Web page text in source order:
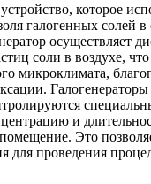
которое
галогенных солей
осуществляет
соли в воздухе, что
микроклимата,
и
Это
для проведения